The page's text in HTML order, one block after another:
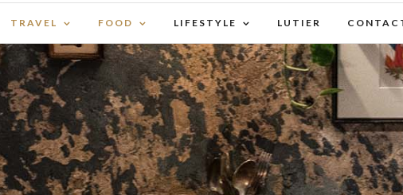
TRAVEL FOOD LIFESTYLE LUTIER